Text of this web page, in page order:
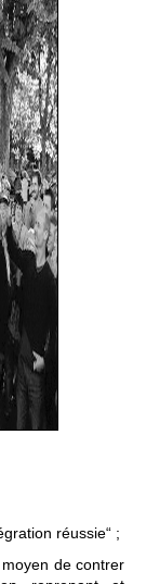
réussie“ ;
moyen de contrer